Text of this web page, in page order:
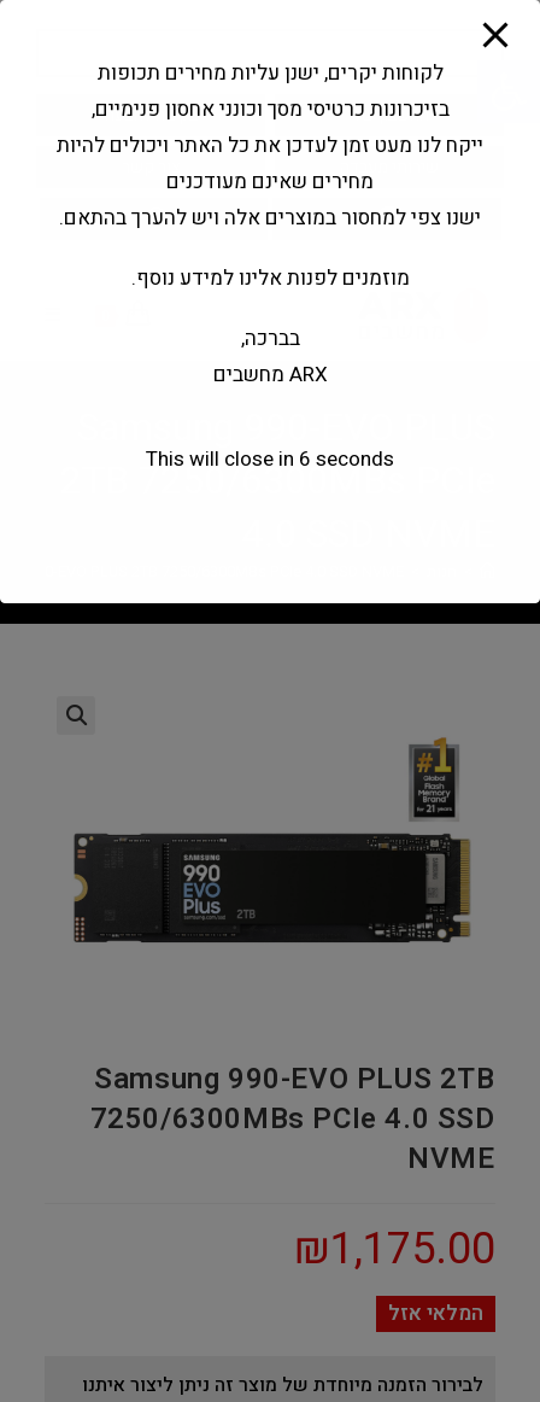
פתח סרגל נגישות
Products
search
החשבון שלי בקשה להצעה
2TB 7250/6300MBs PCIe
Samsung 990-EVO PLUS 2TB
7250/6300MBs PCIe 4.0 SSD
NVME
₪1,175.00
המלאי אזל
לבירור הזמנה מיוחדת של מוצר זה ניתן ליצור איתנו
לקוחות יקרים, ישנן עליות מחירים תכופות
בזיכרונות כרטיסי מסך וכונני אחסון פנימיים,
ייקח לנו מעט זמן לעדכן את כל האתר ויכולים להיות
מחירים שאינם מעודכנים
ישנו צפי למחסור במוצרים אלה ויש להערך בהתאם.
מוזמנים לפנות אלינו למידע נוסף.
בברכה,
ARX מחשבים
This will close in 6 seconds